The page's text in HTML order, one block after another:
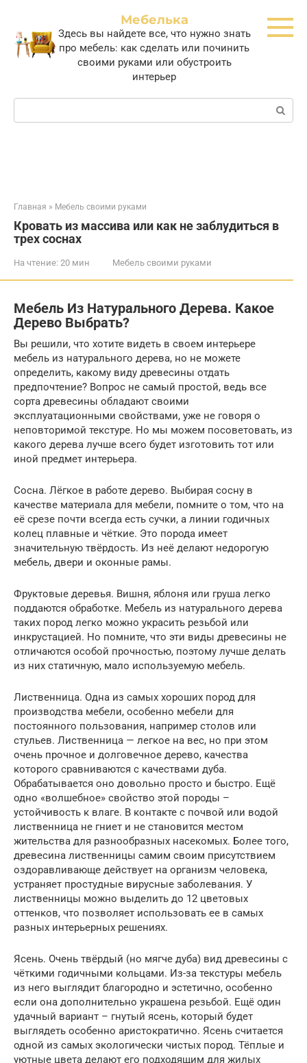
контенту
Мебелька
Здесь вы найдете все, что нужно знать
про мебель: как сделать или починить
своими руками или обустроить
интерьер
Поиск:
Главная » Мебель своими руками
Кровать из массива или как не заблудиться в
трех соснах
На чтение: 20 мин Мебель своими руками
Мебель Из Натурального Дерева. Какое
Дерево Выбрать?
Вы решили, что хотите видеть в своем интерьере
мебель из натурального дерева, но не можете
определить, какому виду древесины отдать
предпочтение? Вопрос не самый простой, ведь все
сорта древесины обладают своими
эксплуатационными свойствами, уже не говоря о
неповторимой текстуре. Но мы можем посоветовать, из
какого дерева лучше всего будет изготовить тот или
иной предмет интерьера.
Сосна. Лёгкое в работе дерево. Выбирая сосну в
качестве материала для мебели, помните о том, что на
её срезе почти всегда есть сучки, а линии годичных
колец плавные и чёткие. Это порода имеет
значительную твёрдость. Из неё делают недорогую
мебель, двери и оконные рамы.
Фруктовые деревья. Вишня, яблоня или груша легко
поддаются обработке. Мебель из натурального дерева
таких пород легко можно украсить резьбой или
инкрустацией. Но помните, что эти виды древесины не
отличаются особой прочностью, поэтому лучше делать
из них статичную, мало используемую мебель.
Лиственница. Одна из самых хороших пород для
производства мебели, особенно мебели для
постоянного пользования, например столов или
стульев. Лиственница — легкое на вес, но при этом
очень прочное и долговечное дерево, качества
которого сравниваются с качествами дуба.
Обрабатывается оно довольно просто и быстро. Ещё
одно «волшебное» свойство этой породы –
устойчивость к влаге. В контакте с почвой или водой
лиственница не гниет и не становится местом
жительства для разнообразных насекомых. Более того,
древесина лиственницы самим своим присутствием
оздоравливающе действует на организм человека,
устраняет простудные вирусные заболевания. У
лиственницы можно выделить до 12 цветовых
оттенков, что позволяет использовать ее в самых
разных интерьерных решениях.
Ясень. Очень твёрдый (но мягче дуба) вид древесины с
чёткими годичными кольцами. Из-за текстуры мебель
из него выглядит благородно и эстетично, особенно
если она дополнительно украшена резьбой. Ещё один
удачный вариант – гнутый ясень, который будет
выглядеть особенно аристократично. Ясень считается
одной из самых экологически чистых пород. Тёплые и
уютные цвета делают его подходящим для жилых